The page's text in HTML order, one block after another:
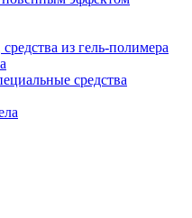
из гель-полимера
средства